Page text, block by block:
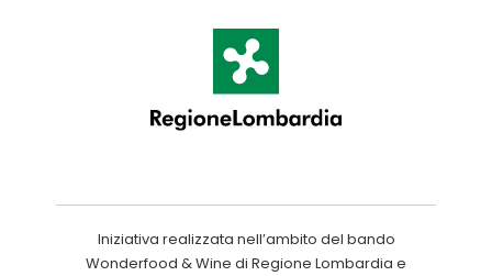
Iniziativa realizzata nell’ambito del bando
Wonderfood & Wine di Regione Lombardia e